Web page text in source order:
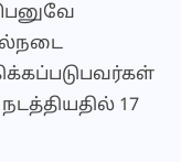
17